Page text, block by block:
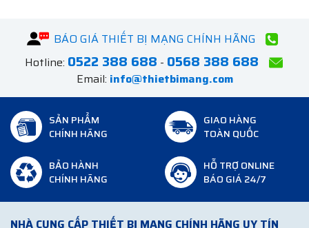
BÁO GIÁ THIẾT BỊ MẠNG CHÍNH HÃNG
Hotline: 0522 388 688 - 0568 388 688
Email: info@thietbimang.com
SẢN PHẨM
CHÍNH HÃNG
GIAO HÀNG
TOÀN QUỐC
BẢO HÀNH
CHÍNH HÃNG
HỖ TRỢ ONLINE
BÁO GIÁ 24/7
NHÀ CUNG CẤP THIẾT BỊ MẠNG CHÍNH HÃNG UY TÍN